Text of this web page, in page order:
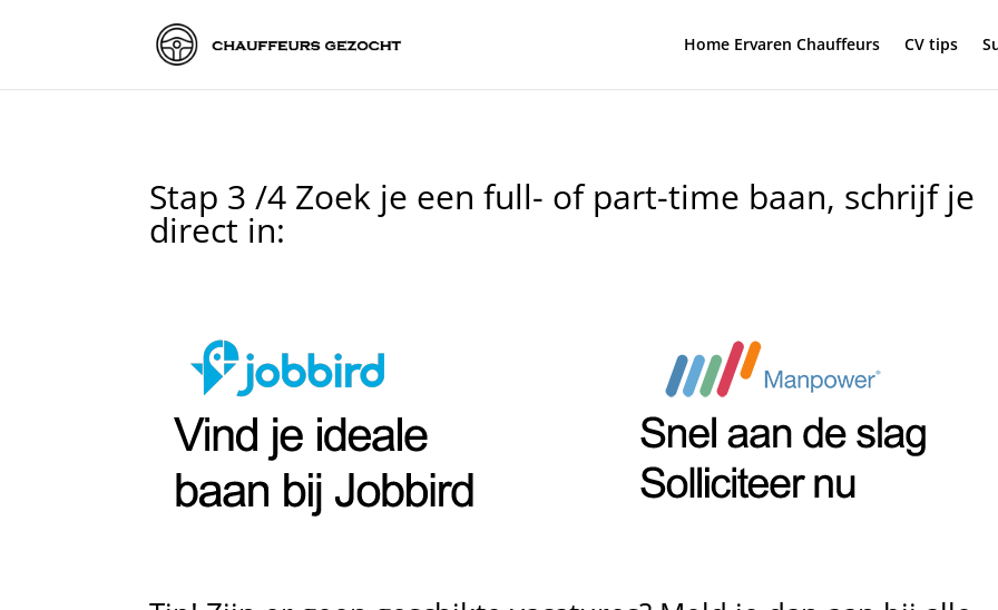
Home Ervaren Chauffeurs CV tips
Stap 3 /4 Zoek je een full- of part-time baan, schrijf je
direct in: